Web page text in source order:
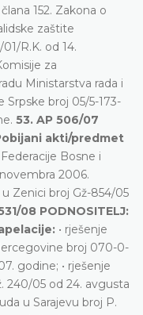
152. Zakona o
zaštite
R.K. od 14.
za
Ministarstva rada i
Srpske broj 05/5-173-
53. AP 506/07
akti/predmet
Bosne i
2006.
Zenici broj Gž-854/05
08 PODNOSITELJ:
• rješenje
broj 070-0-
godine; • rješenje
240/05 od 24. avgusta
u Sarajevu broj P.